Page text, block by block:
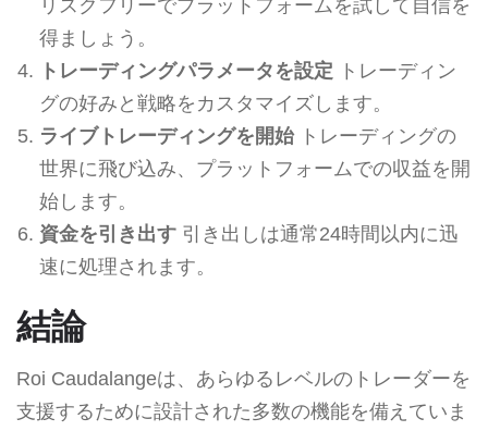
リスクフリーでプラットフォームを試して自信を
得ましょう。
トレーディングパラメータを設定 トレーディン
グの好みと戦略をカスタマイズします。
ライブトレーディングを開始トレーディングの
世界に飛び込み、プラットフォームでの収益を開
始します。
資金を引き出す引き出しは通常24時間以内に迅
速に処理されます。
結論
Roi Caudalangeは、あらゆるレベルのトレーダーを
支援するために設計された多数の機能を備えていま